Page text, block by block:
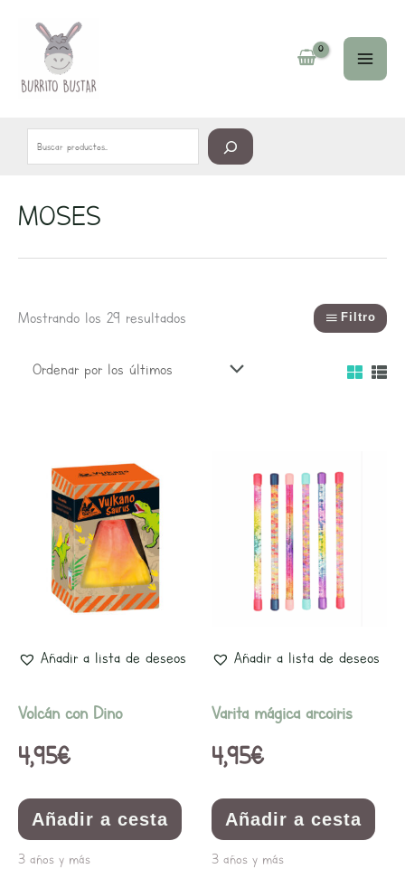
contenido
MOSES
Mostrando los 29 resultados
últimos
Filtro
Añadir a lista de deseos
Volcán con Dino
4,95€
Añadir a cesta
3 años y más
Añadir a lista de deseos
Varita mágica arcoiris
4,95€
Añadir a cesta
3 años y más